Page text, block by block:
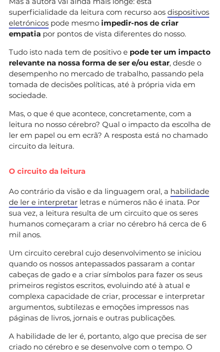
superficialidade da leitura com recurso aos dispositivos
eletrónicos pode mesmo impedir-nos de criar
empatia por pontos de vista diferentes do nosso.
Tudo isto nada tem de positivo e pode ter um impacto
relevante na nossa forma de ser e/ou estar, desde o
desempenho no mercado de trabalho, passando pela
tomada de decisões políticas, até à própria vida em
sociedade.
Mas, o que é que acontece, concretamente, com a
leitura no nosso cérebro? Qual o impacto da escolha de
ler em papel ou em ecrã? A resposta está no chamado
circuito da leitura.
O circuito da leitura
Ao contrário da visão e da linguagem oral, a habilidade
de ler e interpretar letras e números não é inata. Por
sua vez, a leitura resulta de um circuito que os seres
humanos começaram a criar no cérebro há cerca de 6
mil anos.
Um circuito cerebral cujo desenvolvimento se iniciou
quando os nossos antepassados passaram a contar
cabeças de gado e a criar símbolos para fazer os seus
primeiros registos escritos, evoluindo até à atual e
complexa capacidade de criar, processar e interpretar
argumentos, subtilezas e emoções impressos nas
páginas de livros, jornais e outras publicações.
A habilidade de ler é, portanto, algo que precisa de ser
criado no cérebro e se desenvolve com o tempo. O